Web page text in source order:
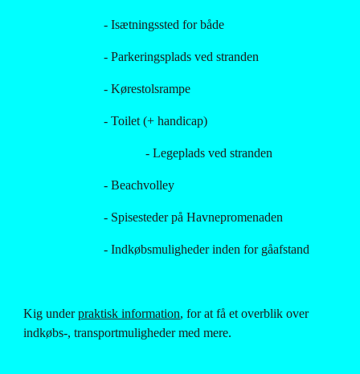
                         - Isætningssted for både
                         - Parkeringsplads ved stranden
                         - Kørestolsrampe
                         - Toilet (+ handicap)
                                      - Legeplads ved stranden
                         - Beachvolley
                         - Spisesteder på Havnepromenaden
                         - Indkøbsmuligheder inden for gåafstand
Kig under praktisk information, for at få et overblik over
indkøbs-, transportmuligheder med mere.